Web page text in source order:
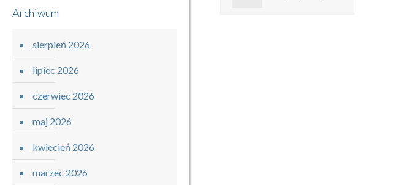
Archiwum
sierpień 2026
lipiec 2026
czerwiec 2026
maj 2026
kwiecień 2026
marzec 2026